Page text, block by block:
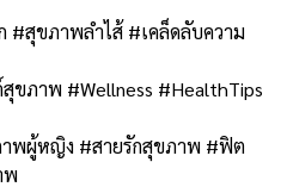
#สุขภาพลำไส้ #เคล็ดลับความ
ขภาพ #Wellness #HealthTips
พผู้หญิง #สายรักสุขภาพ #ฟิต
พ